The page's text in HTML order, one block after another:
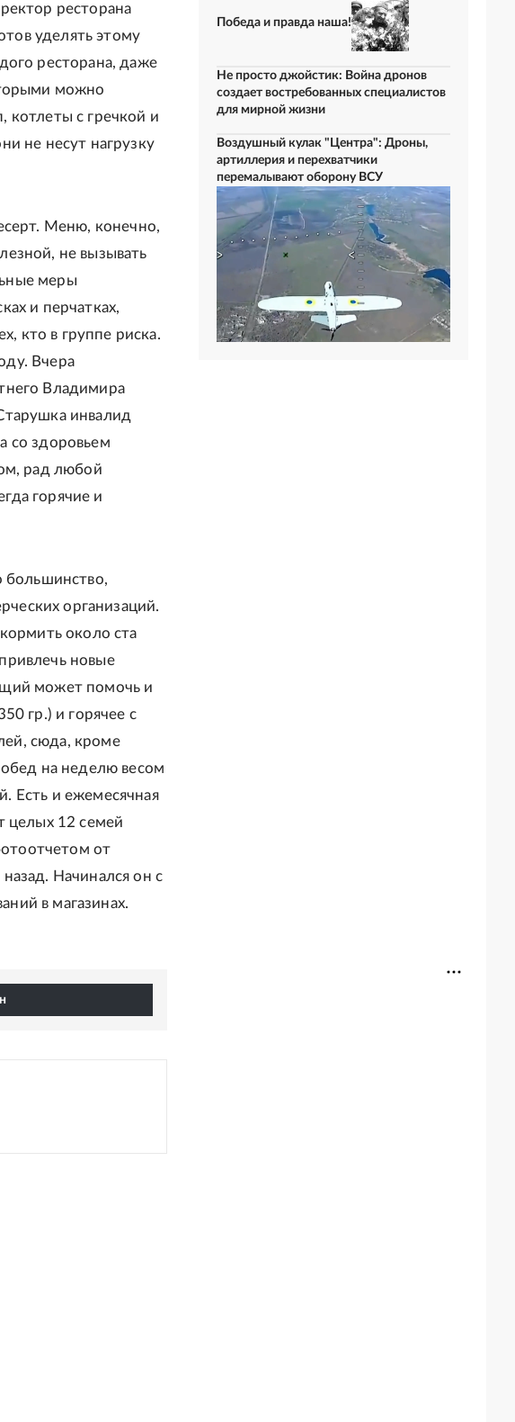
ресторана
уделять этому
ресторана, даже
можно
котлеты с гречкой и
не несут нагрузку
Меню, конечно,
не вызывать
меры
и перчатках,
кто в группе риска.
Вчера
Владимира
инвалид
со здоровьем
рад любой
горячие и
большинство,
организаций.
около ста
новые
может помочь и
гр.) и горячее с
сюда, кроме
на неделю весом
Есть и ежемесячная
целых 12 семей
от
Начинался он с
в магазинах.
Победа и правда наша!
Не просто джойстик: Война дронов
создает востребованных специалистов
для мирной жизни
Воздушный кулак "Центра": Дроны,
артиллерия и перехватчики
перемалывают оборону ВСУ